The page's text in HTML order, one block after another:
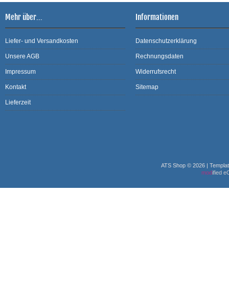
Mehr über...
Liefer- und Versandkosten
Unsere AGB
Impressum
Kontakt
Lieferzeit
Informationen
Datenschutzerklärung
Rechnungsdaten
Widerrufsrecht
Sitemap
ATS Shop © 2026 |
modified